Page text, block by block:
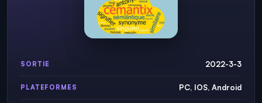
SORTIE 2022-3-3
PLATEFORMES PC, IOS, Android